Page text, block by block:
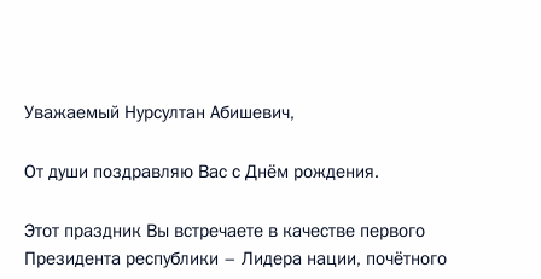
Уважаемый Нурсултан Абишевич,
От души поздравляю Вас с Днём рождения.
Этот праздник Вы встречаете в качестве первого
Президента республики – Лидера нации, почётного